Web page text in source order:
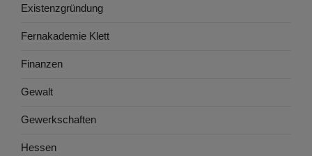
Existenzgründung
Fernakademie Klett
Finanzen
Gewalt
Gewerkschaften
Hessen